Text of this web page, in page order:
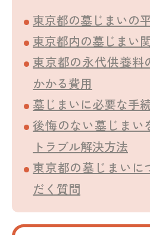
東京都の墓じまいの
東京都内の墓じまい
東京都の永代供養料
かかる費用
墓じまいに必要な手
後悔のない墓じまい
トラブル解決方法
東京都の墓じまいに
だく質問